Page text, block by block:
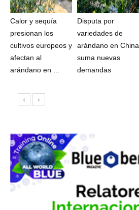
Calor y sequía
presionan los
cultivos europeos y
afectan al
arándano en ...
Disputa por
variedades de
arándano en China
suma nuevas
demandas